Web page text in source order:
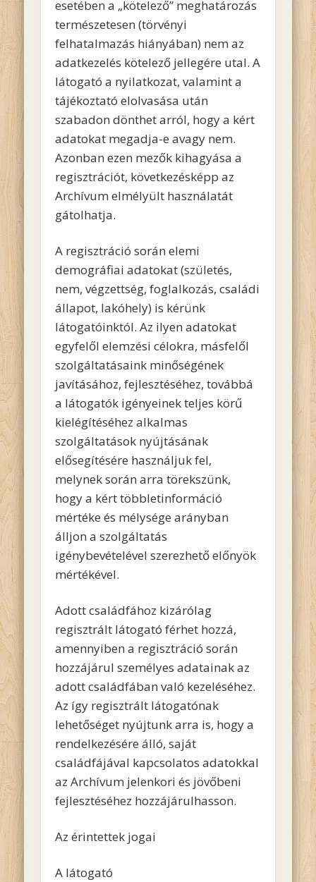
esetében a „kötelező” meghatározás
természetesen (törvényi
felhatalmazás hiányában) nem az
adatkezelés kötelező jellegére utal. A
látogató a nyilatkozat, valamint a
tájékoztató elolvasása után
szabadon dönthet arról, hogy a kért
adatokat megadja-e avagy nem.
Azonban ezen mezők kihagyása a
regisztrációt, következésképp az
Archívum elmélyült használatát
gátolhatja.
A regisztráció során elemi
demográfiai adatokat (születés,
nem, végzettség, foglalkozás, családi
állapot, lakóhely) is kérünk
látogatóinktól. Az ilyen adatokat
egyfelől elemzési célokra, másfelől
szolgáltatásaink minőségének
javításához, fejlesztéséhez, továbbá
a látogatók igényeinek teljes körű
kielégítéséhez alkalmas
szolgáltatások nyújtásának
elősegítésére használjuk fel,
melynek során arra törekszünk,
hogy a kért többletinformáció
mértéke és mélysége arányban
álljon a szolgáltatás
igénybevételével szerezhető előnyök
mértékével.
Adott családfához kizárólag
regisztrált látogató férhet hozzá,
amennyiben a regisztráció során
hozzájárul személyes adatainak az
adott családfában való kezeléséhez.
Az így regisztrált látogatónak
lehetőséget nyújtunk arra is, hogy a
rendelkezésére álló, saját
családfájával kapcsolatos adatokkal
az Archívum jelenkori és jövőbeni
fejlesztéséhez hozzájárulhasson.
Az érintettek jogai
A látogató